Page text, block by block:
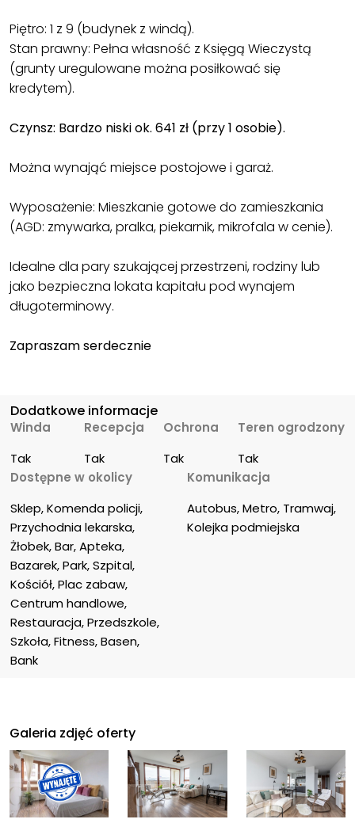
Piętro: 1 z 9 (budynek z windą).
Stan prawny: Pełna własność z Księgą Wieczystą
(grunty uregulowane można posiłkować się
kredytem).
Czynsz: Bardzo niski ok. 641 zł (przy 1 osobie).
Można wynająć miejsce postojowe i garaż.
Wyposażenie: Mieszkanie gotowe do zamieszkania
(AGD: zmywarka, pralka, piekarnik, mikrofala w cenie).
Idealne dla pary szukającej przestrzeni, rodziny lub
jako bezpieczna lokata kapitału pod wynajem
długoterminowy.
Zapraszam serdecznie
Dodatkowe informacje
Winda
Tak
Recepcja
Tak
Ochrona
Tak
Teren ogrodzony
Tak
Dostępne w okolicy
Sklep, Komenda policji,
Przychodnia lekarska,
Żłobek, Bar, Apteka,
Bazarek, Park, Szpital,
Kościół, Plac zabaw,
Centrum handlowe,
Restauracja, Przedszkole,
Szkoła, Fitness, Basen,
Bank
Komunikacja
Autobus, Metro, Tramwaj,
Kolejka podmiejska
Galeria zdjęć oferty